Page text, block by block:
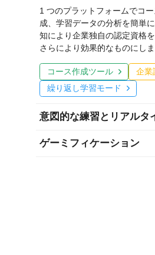
1 つのプラットフォームでコ
成、学習データの分析を簡単
知により企業独自の認定資格
さらにより効果的なものにしま
コース作成ツール
企業
繰り返し学習モード
意図的な練習とリアルタ
ゲーミフィケーション